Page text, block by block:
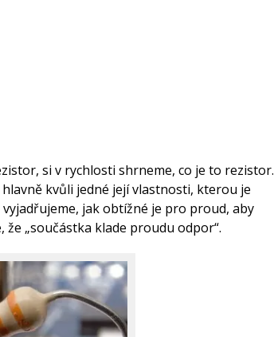
si v rychlosti shrneme, co je to rezistor.
kvůli jedné její vlastnosti, kterou je
jak obtížné je pro proud, aby
„součástka klade proudu odpor“.